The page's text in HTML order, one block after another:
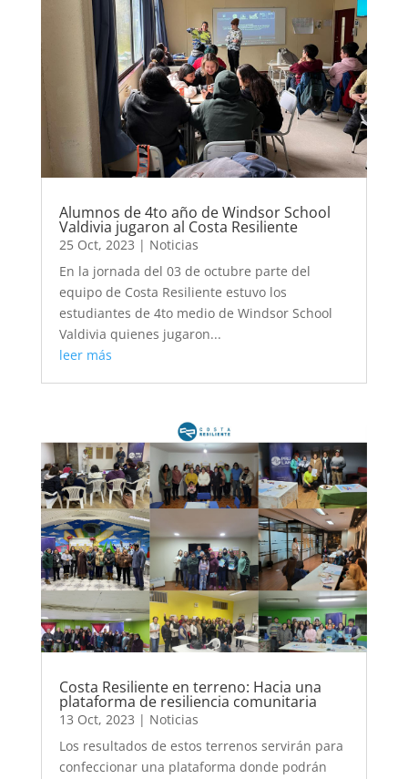
Alumnos de 4to año de Windsor School
Valdivia jugaron al Costa Resiliente
25 Oct, 2023 | Noticias
En la jornada del 03 de octubre parte del
equipo de Costa Resiliente estuvo los
estudiantes de 4to medio de Windsor School
Valdivia quienes jugaron...
leer más
Costa Resiliente en terreno: Hacia una
plataforma de resiliencia comunitaria
13 Oct, 2023 | Noticias
Los resultados de estos terrenos servirán para
confeccionar una plataforma donde podrán